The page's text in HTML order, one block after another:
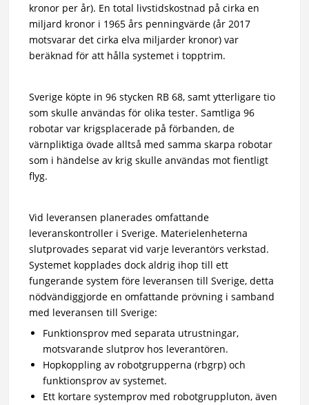
kronor per år). En total livstidskostnad på cirka en
miljard kronor i 1965 års penningvärde (år 2017
motsvarar det cirka elva miljarder kronor) var
beräknad för att hålla systemet i topptrim.
Sverige köpte in 96 stycken RB 68, samt ytterligare tio
som skulle användas för olika tester. Samtliga 96
robotar var krigsplacerade på förbanden, de
värnpliktiga övade alltså med samma skarpa robotar
som i händelse av krig skulle användas mot fientligt
flyg.
Vid leveransen planerades omfattande
leveranskontroller i Sverige. Materielenheterna
slutprovades separat vid varje leverantörs verkstad.
Systemet kopplades dock aldrig ihop till ett
fungerande system före leveransen till Sverige, detta
nödvändiggjorde en omfattande prövning i samband
med leveransen till Sverige:
Funktionsprov med separata utrustningar,
motsvarande slutprov hos leverantören.
Hopkoppling av robotgrupperna (rbgrp) och
funktionsprov av systemet.
Ett kortare systemprov med robotgruppluton, även